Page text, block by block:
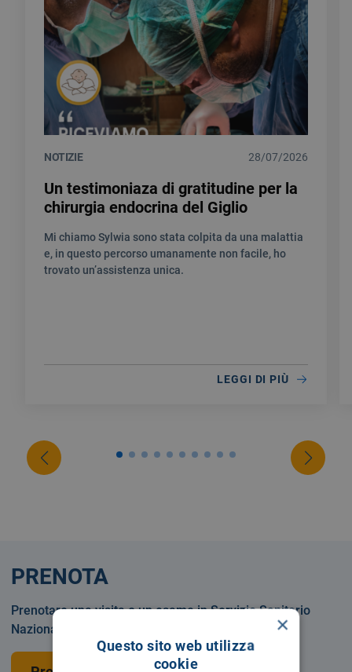
NOTIZIE 28/07/2026
Un testimoniaza di gratitudine per la
chirurgia endocrina del Giglio
Mi chiamo Sylwia sono stata colpita da una malattia
e, in questo percorso umanamente non facile, ho
trovato un’assistenza unica.
LEGGI DI PIÙ
PRENOTA
Prenotare una visita o un esame in Servizio Sanitario
Nazionale o privatamente.
×
Questo sito web utilizza
cookie